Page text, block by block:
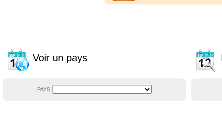
Voir un pays
PAYS